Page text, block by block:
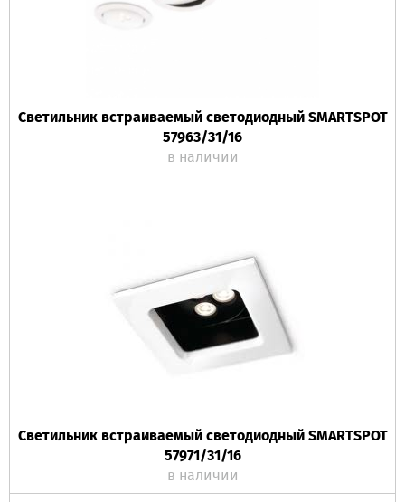
Светильник встраиваемый светодиодный SMARTSPOT
57963/31/16
в наличии
Светильник встраиваемый светодиодный SMARTSPOT
57971/31/16
в наличии